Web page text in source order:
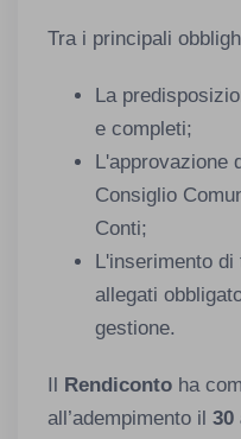
Tra i principali
La
e completi;
L'approvazione
Consiglio
Conti;
L'inserimento
allegati
gestione.
Il Rendiconto ha
all’adempimento il 30